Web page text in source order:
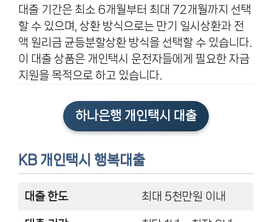
대출 기간은 최소 6개월부터 최대 72개월까지 선택
할 수 있으며, 상환 방식으로는 만기 일시상환과 전
액 원리금 균등분할상환 방식을 선택할 수 있습니다.
이 대출 상품은 개인택시 운전자들에게 필요한 자금
지원을 목적으로 하고 있습니다.
하나은행 개인택시 대출
KB 개인택시 행복대출
대출 한도 최대 5천만원 이내